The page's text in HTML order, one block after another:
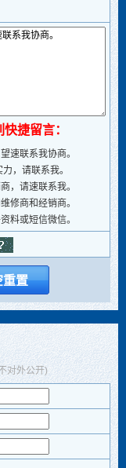
捷留言：
速联系我协商。
，请联系我。
，请速联系我。
修商和经销商。
料或短信微信。
对外公开)